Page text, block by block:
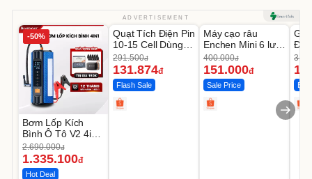
ADVERTISEMENT
-50%
Bơm Lốp Kích
Bình Ô Tô V2 4in1
MEDICAR –
12.000mAh
2.690.000đ
1.335.100đ
Hot Deal
-54%
Unmute
Quạt Tích Điện Pin
10-15 Cell Dùng
Liên Tục 4-8H
291.500đ
131.874đ
Flash Sale
-62%
Máy cạo râu
Enchen Mini 6 lưỡi
dao kép mỏng
400.000đ
151.000đ
Sale Price
Đùi